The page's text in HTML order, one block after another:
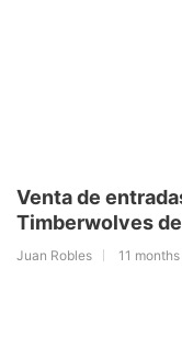
Venta de
Timberwolves
Juan Robles 11